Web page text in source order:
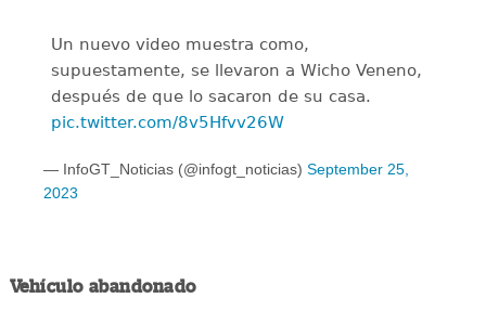
Un nuevo video muestra como,
supuestamente, se llevaron a Wicho Veneno,
después de que lo sacaron de su casa.
pic.twitter.com/8v5Hfvv26W
— InfoGT_Noticias (@infogt_noticias) September 25,
2023
Vehículo abandonado